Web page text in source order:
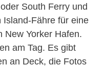
South Ferry und
Fähre für eine
New Yorker Hafen.
am Tag. Es gibt
an Deck, die Fotos